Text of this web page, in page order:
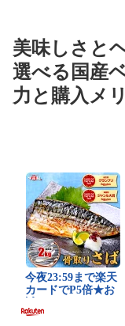
美味しさと
選べる国産
力と購入メ